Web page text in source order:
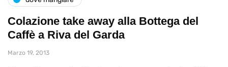
Colazione take away alla Bottega del
Caffè a Riva del Garda
Marzo 19, 2013